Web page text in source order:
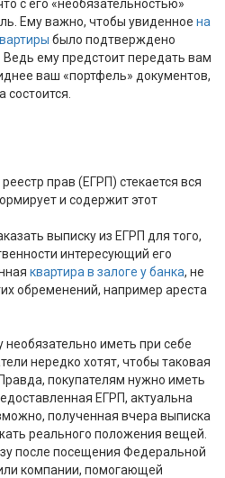
с его «необязательностью»
Ему важно, чтобы увиденное на
было подтверждено
ему предстоит передать вам
ваш «портфель» документов,
прав (ЕГРП) стекается вся
и содержит этот
выписку из ЕГРП для того,
интересующий его
квартира в залоге у банка, не
обременений, например ареста
необязательно иметь при себе
нередко хотят, чтобы таковая
покупателям нужно иметь
ЕГРП, актуальна
полученная вчера выписка
реального положения вещей.
после посещения Федеральной
компании, помогающей